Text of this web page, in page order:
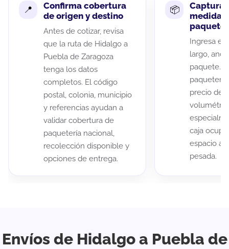
Confirma cobertura
de origen y destino
Antes de cotizar, revisa
que la ruta de Hidalgo a
Puebla de Zaragoza
tenga los datos
completos. El código
postal, colonia, municipio
y referencias ayudan a
validar cobertura de
paquetería nacional,
recolección disponible y
opciones de entrega.
Captura
medidas
paquete
Ingresa el
largo,
paquete.
precio de
caja
espacio
pesada.
Envíos de Hidalgo a Puebla de